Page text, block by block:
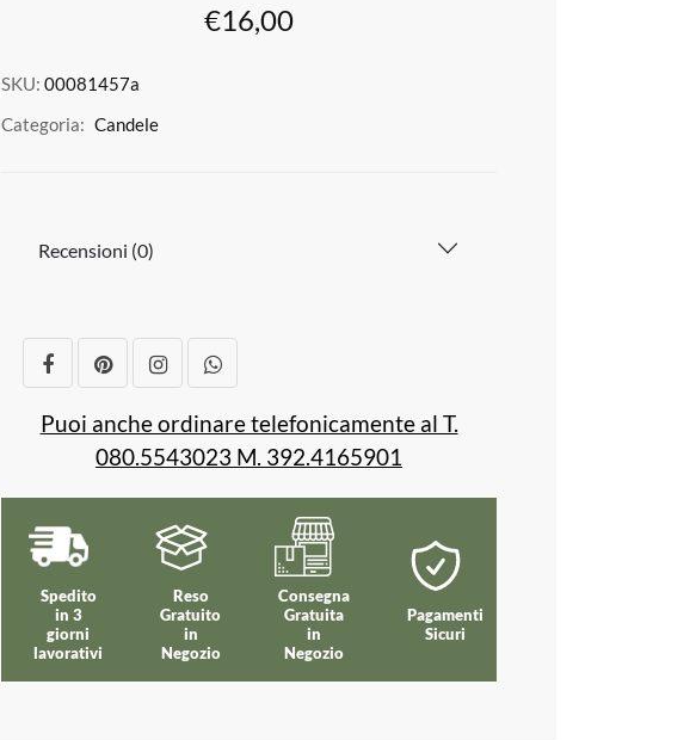
€16,00
SKU: 00081457a
Categoria: Candele
Recensioni (0)
Puoi anche ordinare telefonicamente al T.
080.5543023 M. 392.4165901
Spedito
in 3
giorni
lavorativi
Reso
Gratuito
in
Negozio
Consegna
Gratuita
in
Negozio
Pagamenti
Sicuri